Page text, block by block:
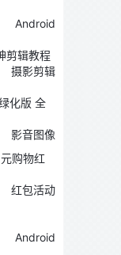
Android
剪辑教程
摄影剪辑
化版 全
影音图像
购物红
红包活动
Android